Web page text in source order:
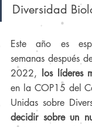
Diversidad
Este año es
semanas después
2022, los líderes
en la COP15 del
Unidas sobre
decidir sobre un